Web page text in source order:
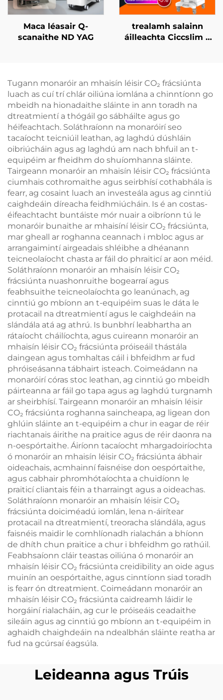
Maca léasair Q-
scanaithe ND YAG
trealamh salainn
áilleachta Ciccslim 3
(EMS)
Tugann monaróir an mhaisín léisir CO₂ frácsiúnta
luach as cuí trí chlár oiliúna iomlána a chinntíonn go
mbeidh na hionadaithe sláinte in ann toradh na
dtreatmientí a thógáil go sábháilte agus go
héifeachtach. Soláthraíonn na monaróirí seo
tacaíocht teicniúil leathan, ag laghdú dúshláin
oibriúcháin agus ag laghdú am nach bhfuil an t-
equipéim ar fheidhm do shuíomhanna sláinte.
Tairgeann monaróir an mhaisín léisir CO₂ frácsiúnta
ciumhais cothromaithe agus seirbhísí cothabhála is
fearr, ag cosaint luach an investeála agus ag cinntiú
caighdeáin díreacha feidhmiúcháin. Is é an costas-
éifeachtacht buntáiste mór nuair a oibríonn tú le
monaróir bunaithe ar mhaisíní léisir CO₂ frácsiúnta,
mar gheall ar roghanna ceannach i mbloc agus ar
arrangaimintí airgeadais shléibhe a dhéanann
teicneolaíocht chasta ar fáil do phraiticí ar aon méid.
Soláthraíonn monaróir an mhaisín léisir CO₂
frácsiúnta nuashonruithe bogearraí agus
feabhsuithe teicneolaíochta go leanúnach, ag
cinntiú go mbíonn an t-equipéim suas le dáta le
protacail na dtreatmientí agus le caighdeáin na
slándála atá ag athrú. Is bunbhrí leabhartha an
rátaíocht cháilíochta, agus cuireann monaróir an
mhaisín léisir CO₂ frácsiúnta próiseáil thástála
daingean agus tomhaltas cáil i bhfeidhm ar fud
phróiseásanna tábhairt isteach. Coimeádann na
monaróirí córas stoc leathan, ag cinntiú go mbeidh
páirteanna ar fáil go tapa agus ag laghdú turgnamh
ar sheirbhísí. Tairgeann monaróir an mhaisín léisir
CO₂ frácsiúnta roghanna saincheapa, ag ligean don
ghlúin sláinte an t-equipéim a chur in eagar de réir
riachtanais áirithe na praitice agus de réir daonra na
n-oespórtaithe. Áiríonn tacaíocht mhargadoiríochta
ó monaróir an mhaisín léisir CO₂ frácsiúnta ábhair
oideachais, acmhainní faisnéise don oespórtaithe,
agus cabhair phromhótaíochta a chuidíonn le
praiticí cliantais féin a tharraingt agus a oideachas.
Soláthraíonn monaróir an mhaisín léisir CO₂
frácsiúnta doiciméadú iomlán, lena n-áirítear
protacail na dtreatmientí, treoracha slándála, agus
faisnéis maidir le comhlíonadh rialachán a bhíonn
de dhíth chun praitice a chur i bhfeidhm go rathúil.
Feabhsaíonn cláir teastas oiliúna ó monaróir an
mhaisín léisir CO₂ frácsiúnta creidibility an oide agus
muinín an oespórtaithe, agus cinntíonn siad toradh
is fearr ón dtreatmient. Coimeádann monaróir an
mhaisín léisir CO₂ frácsiúnta caidreamh láidir le
horgáiní rialacháin, ag cur le próiseáis ceadaithe
sileáin agus ag cinntiú go mbíonn an t-equipéim in
aghaidh chaighdeáin na ndealbhán sláinte reatha ar
fud na gcúrsaí éagsúla.
Leideanna agus Trúis